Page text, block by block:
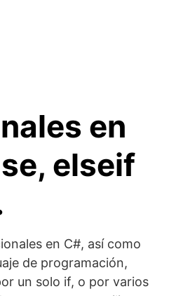
en
elseif
en C#, así como
de programación,
un solo if, o por varios